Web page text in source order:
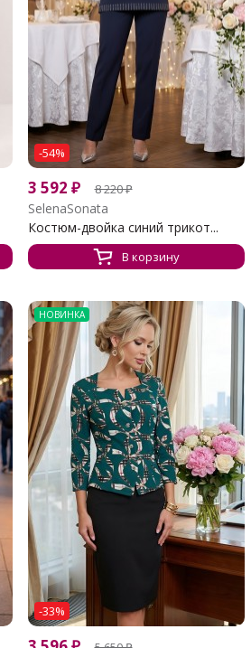
-54%
3 592 ₽ 8 220₽
SelenaSonata
Костюм-двойка синий трикот...
В корзину
НОВИНКА
-33%